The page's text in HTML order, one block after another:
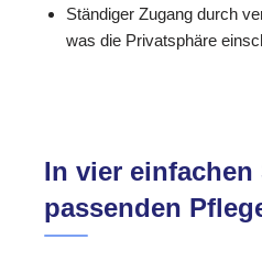
Ständiger Zugang durch
was die Privatsphäre
In vier
passenden